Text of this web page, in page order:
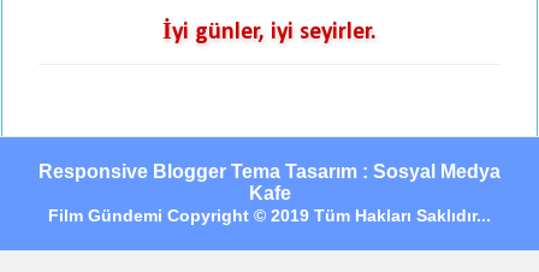
İyi günler, iyi seyirler.
Responsive Blogger Tema Tasarım : Sosyal Medya
Kafe
Film Gündemi Copyright © 2019 Tüm Hakları Saklıdır...